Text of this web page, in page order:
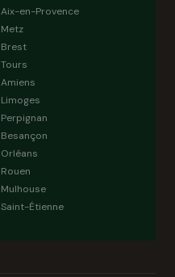
Aix-en-Provence
Metz
Brest
Tours
Amiens
Limoges
Perpignan
Besançon
Orléans
Rouen
Mulhouse
Saint-Étienne